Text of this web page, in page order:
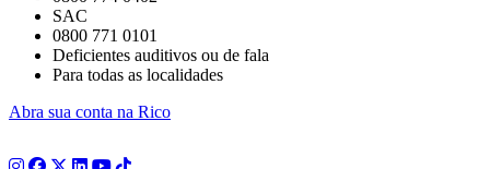
SAC
0800 771 0101
Deficientes auditivos ou de fala
Para todas as localidades
Abra sua conta na Rico